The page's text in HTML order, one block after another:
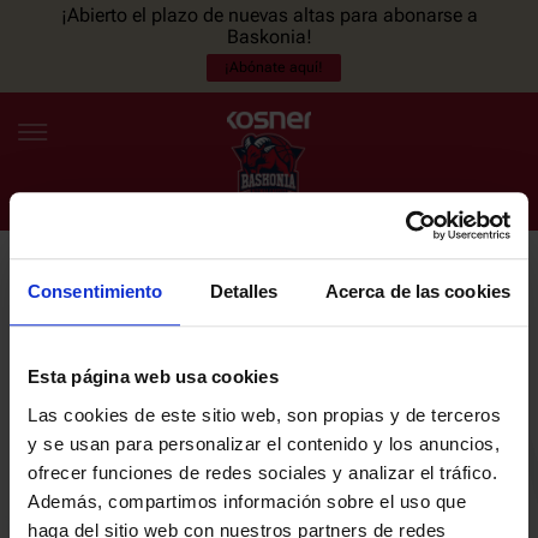
Consentimiento Detalles Acerca de las cookies
Esta página web usa cookies
Las cookies de este sitio web, son propias y de terceros
y se usan para personalizar el contenido y los anuncios,
ofrecer funciones de redes sociales y analizar el tráfico.
Además, compartimos información sobre el uso que
haga del sitio web con nuestros partners de redes
¡Abierto el plazo de nuevas altas para abonarse a
Baskonia!
¡Abónate aquí!
ES EU
NOTICIAS
PLANTILLA
ENTRADAS
NEWSLETTER
últimas noticias y promociones del club.
Email
He leído y acepto laPolítica de privacidaddel SASKI BASKONIA